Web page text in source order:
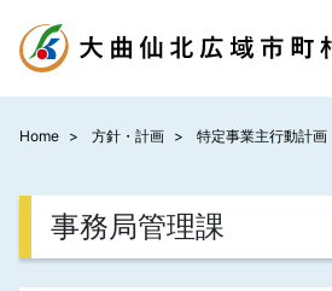
Home 方針・計画 特定事業主行動計画
事務局管理課